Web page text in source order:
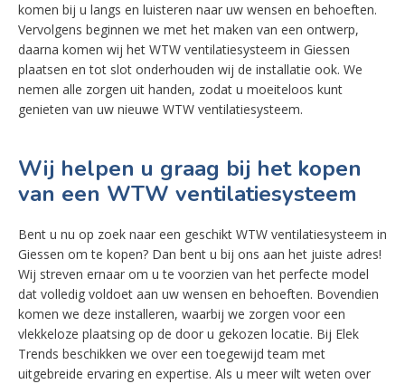
komen bij u langs en luisteren naar uw wensen en behoeften.
Vervolgens beginnen we met het maken van een ontwerp,
daarna komen wij het WTW ventilatiesysteem in Giessen
plaatsen en tot slot onderhouden wij de installatie ook. We
nemen alle zorgen uit handen, zodat u moeiteloos kunt
genieten van uw nieuwe WTW ventilatiesysteem.
Wij helpen u graag bij het kopen
van een WTW ventilatiesysteem
Bent u nu op zoek naar een geschikt WTW ventilatiesysteem in
Giessen om te kopen? Dan bent u bij ons aan het juiste adres!
Wij streven ernaar om u te voorzien van het perfecte model
dat volledig voldoet aan uw wensen en behoeften. Bovendien
komen we deze installeren, waarbij we zorgen voor een
vlekkeloze plaatsing op de door u gekozen locatie. Bij Elek
Trends beschikken we over een toegewijd team met
uitgebreide ervaring en expertise. Als u meer wilt weten over